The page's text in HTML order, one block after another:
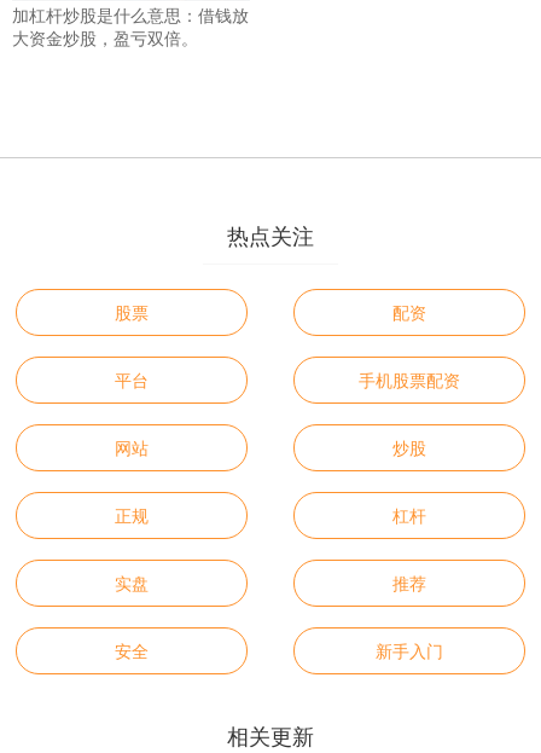
加杠杆炒股是什么意思：借钱放
大资金炒股，盈亏双倍。
热点关注
股票 配资
平台 手机股票配资
网站 炒股
正规 杠杆
实盘 推荐
安全 新手入门
相关更新